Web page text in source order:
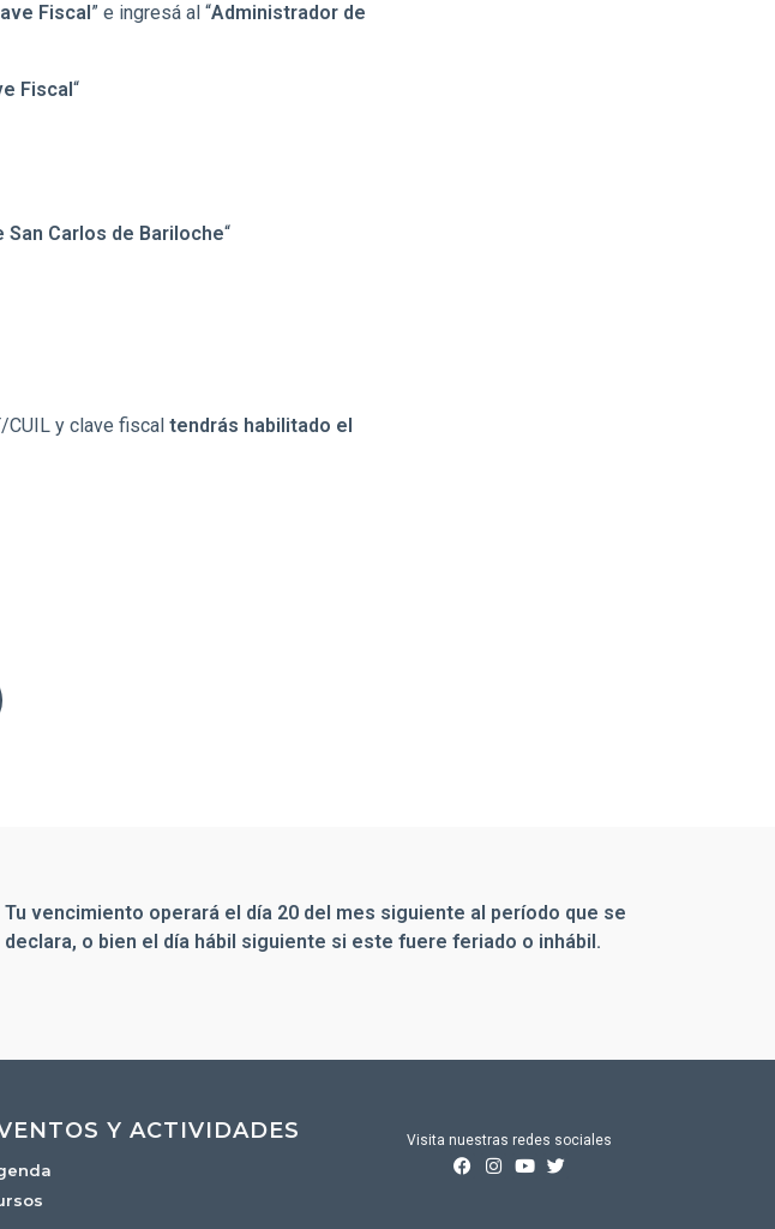
Fiscal” e ingresá al “Administrador de
Fiscal“
Carlos de Bariloche“
CUIL y clave fiscal tendrás habilitado el
Tu vencimiento operará el día 20 del mes siguiente al período que se
declara, o bien el día hábil siguiente si este fuere feriado o inhábil.
Y ACTIVIDADES Visita nuestras redes sociales